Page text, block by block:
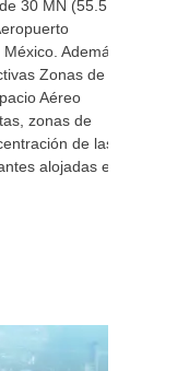
30 MN (55.5
Además,
Zonas de
Aéreo
zonas de
de las
alojadas en